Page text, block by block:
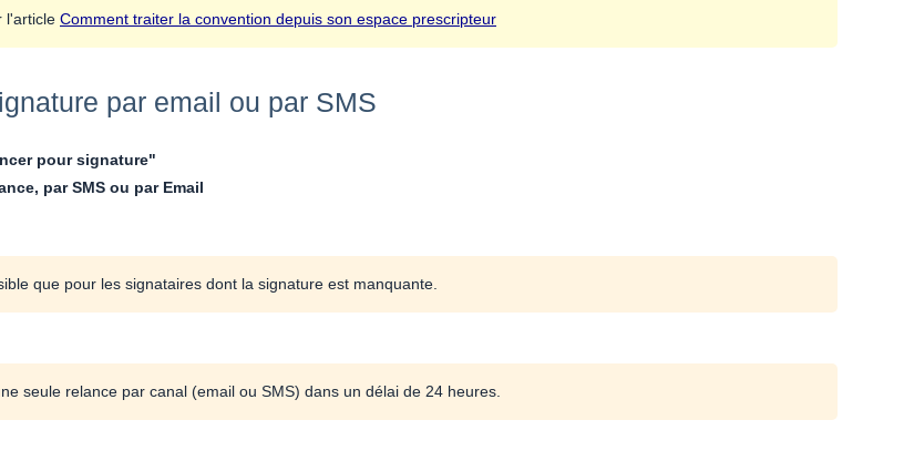
l'article Comment traiter la convention depuis son espace prescripteur
par email ou par SMS
pour signature"
par SMS ou par Email
que pour les signataires dont la signature est manquante.
seule relance par canal (email ou SMS) dans un délai de 24 heures.